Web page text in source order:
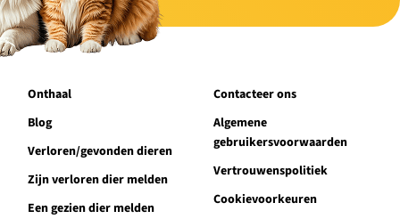
Onthaal
Blog
Verloren/gevonden dieren
Zijn verloren dier melden
Een gezien dier melden
Contacteer ons
Algemene
gebruikersvoorwaarden
Vertrouwenspolitiek
Cookievoorkeuren